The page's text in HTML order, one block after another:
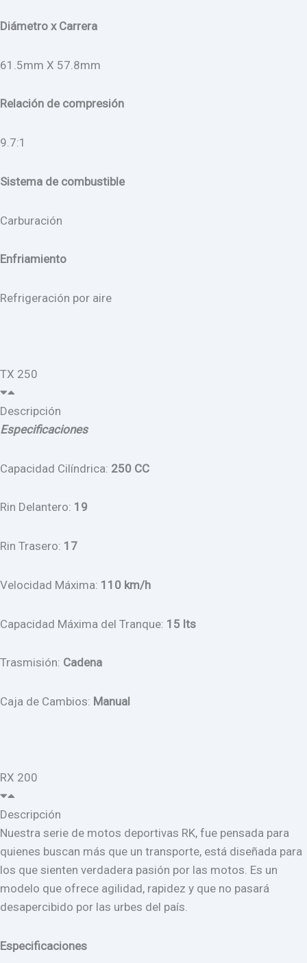
Diámetro x Carrera
61.5mm X 57.8mm
Relación de compresión
9.7:1
Sistema de combustible
Carburación
Enfriamiento
Refrigeración por aire
TX 250
Descripción
Especificaciones
Capacidad Cilíndrica: 250 CC
Rin Delantero: 19
Rin Trasero: 17
Velocidad Máxima: 110 km/h
Capacidad Máxima del Tranque: 15 lts
Trasmisión: Cadena
Caja de Cambios: Manual
RX 200
Descripción
Nuestra serie de motos deportivas RK, fue pensada para
quienes buscan más que un transporte, está diseñada para
los que sienten verdadera pasión por las motos. Es un
modelo que ofrece agilidad, rapidez y que no pasará
desapercibido por las urbes del país.
Especificaciones